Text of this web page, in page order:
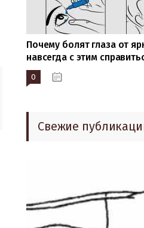
Почему болят глаза от
навсегда с этим
0
Свежие